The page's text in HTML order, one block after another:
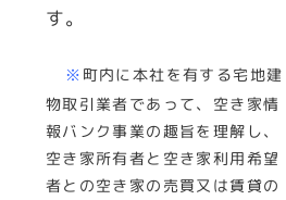
す。
※ 町内に本社を有する宅地建
物取引業者であって、 空き家情
報バンク事業の趣旨を理解し、
空き家所有者と空き家利用希望
者との空き家の売買又は賃貸の